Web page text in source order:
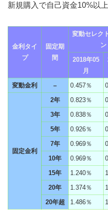
新規購入で自己資金10%以
金利タイ
プ
固定期
間
変動セレク
ン
2018年05
月
変動金利
– 0.457％
固定金利
2年 0.823％
3年
0.838％
5年
0.926％
7年
0.969％
10年
0.969％
15年
1.240％
20年
1.374％
20年超
1.486％